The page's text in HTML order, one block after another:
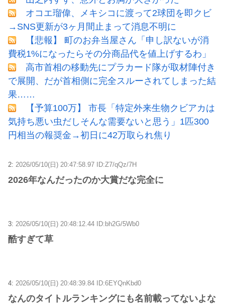
オコエ瑠偉、メキシコに渡って2球団を即クビ
→SNS更新が3ヶ月間止まって消息不明に
【悲報】 町のお弁当屋さん「申し訳ないが消
費税1%になったらその分商品代を値上げするわ」
高市首相の移動先にプラカード隊が取材陣付き
で展開、だが首相側に完全スルーされてしまった結
果……
【予算100万】 市長「特定外来生物クビアカは
気持ち悪い虫だしそんな需要ないと思う」1匹300
円相当の報奨金→初日に42万取られ焦り
2: 2026/05/10(日) 20:47:58.97 ID:Z7/qQz/7H
2026年なんだったのか大賞だな完全に
3: 2026/05/10(日) 20:48:12.44 ID:bh2G/5Wb0
酷すぎて草
4: 2026/05/10(日) 20:48:39.84 ID:6EYQnKbd0
なんのタイトルランキングにも名前載ってないよな